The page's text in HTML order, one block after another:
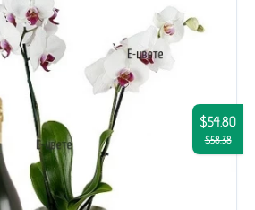
$54.80
$58.38